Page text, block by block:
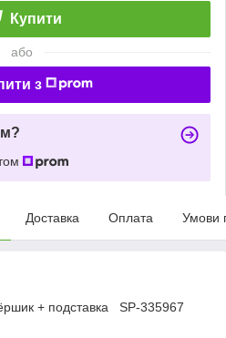
Купити
або
з
Доставка Оплата Умови
+ подставка SP-335967